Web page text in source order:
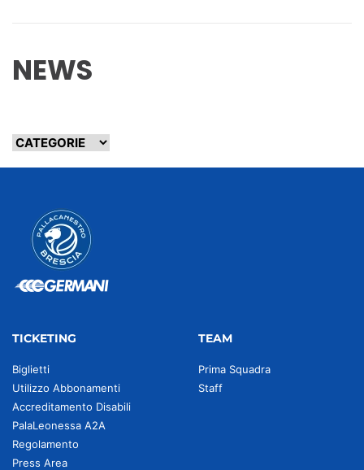
NEWS
TICKETING
Biglietti
Utilizzo Abbonamenti
Accreditamento Disabili
PalaLeonessa A2A
Regolamento
Press Area
TEAM
Prima Squadra
Staff